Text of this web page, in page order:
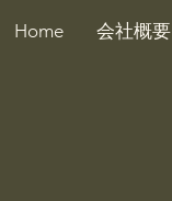
Home 会社概要